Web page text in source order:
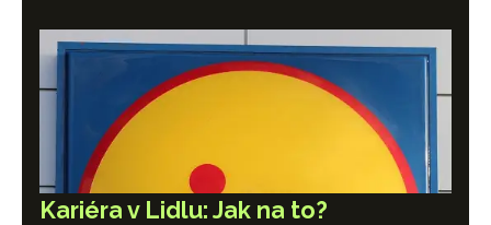
Kariéra v Lidlu: Jak na to?